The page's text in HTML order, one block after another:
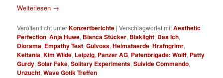
Weiterlesen →
Veröffentlicht unterKonzertberichte |Verschlagwortet mitAesthetic
Perfection,Anja Huwe, Bianca Stücker, Blaklight, Das Ich,
Diorama, Empathy Test,Gulvoss,Heimataerde,Hrafngrimr,
Keltania,Kim Wilde, Leipzig, Panzer AG, Patenbrigade: Wolff, Patty
Gurdy,Solar Fake,Solitary Experiments,Suivide Commando,
Unzucht,Wave Gotik Treffen